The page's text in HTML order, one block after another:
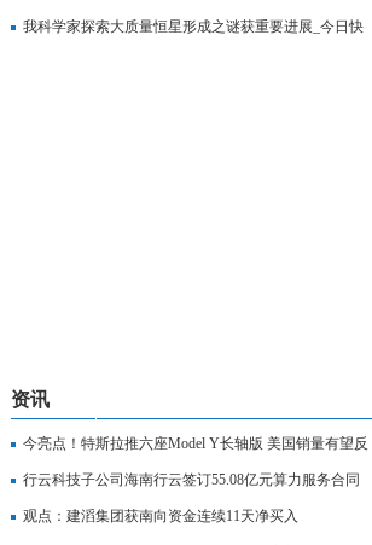
聚焦
我科学家探索大质量恒星形成之谜获重要进展_今日快
资讯
今亮点！特斯拉推六座Model Y长轴版 美国销量有望反
弹
行云科技子公司海南行云签订55.08亿元算力服务合同
观点：建滔集团获南向资金连续11天净买入